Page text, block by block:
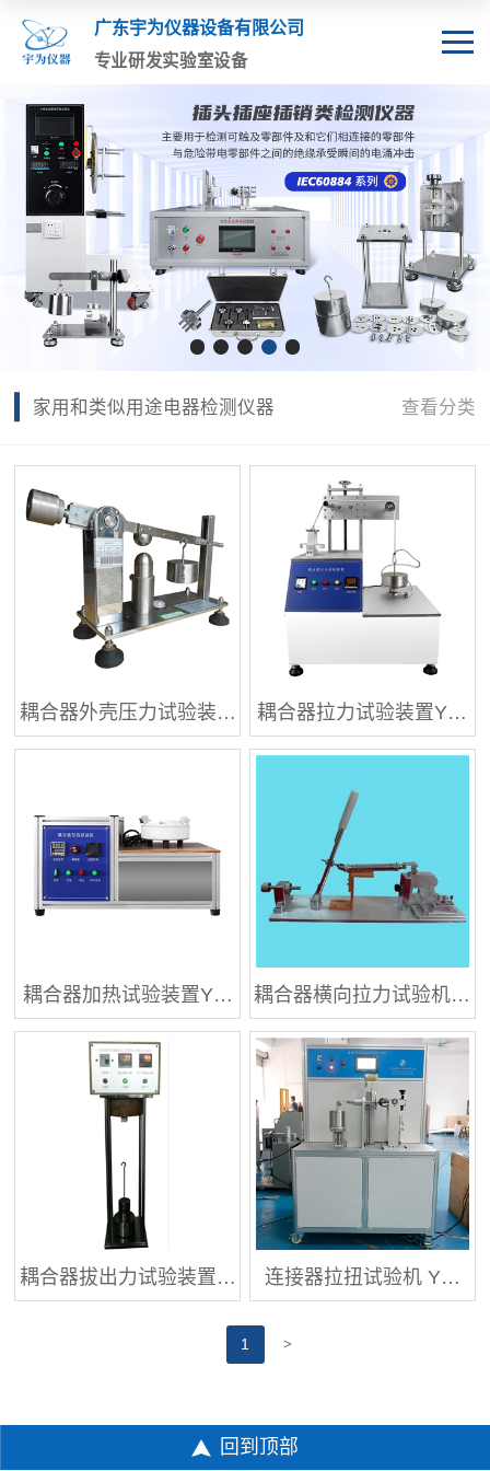
广东宇为仪器设备有限公司
专业研发实验室设备
家用和类似用途电器检测仪器 查看分类
耦合器外壳压力试验装… 耦合器拉力试验装置Y…
耦合器加热试验装置Y… 耦合器横向拉力试验机…
耦合器拔出力试验装置… 连接器拉扭试验机 Y…
1 >
回到顶部